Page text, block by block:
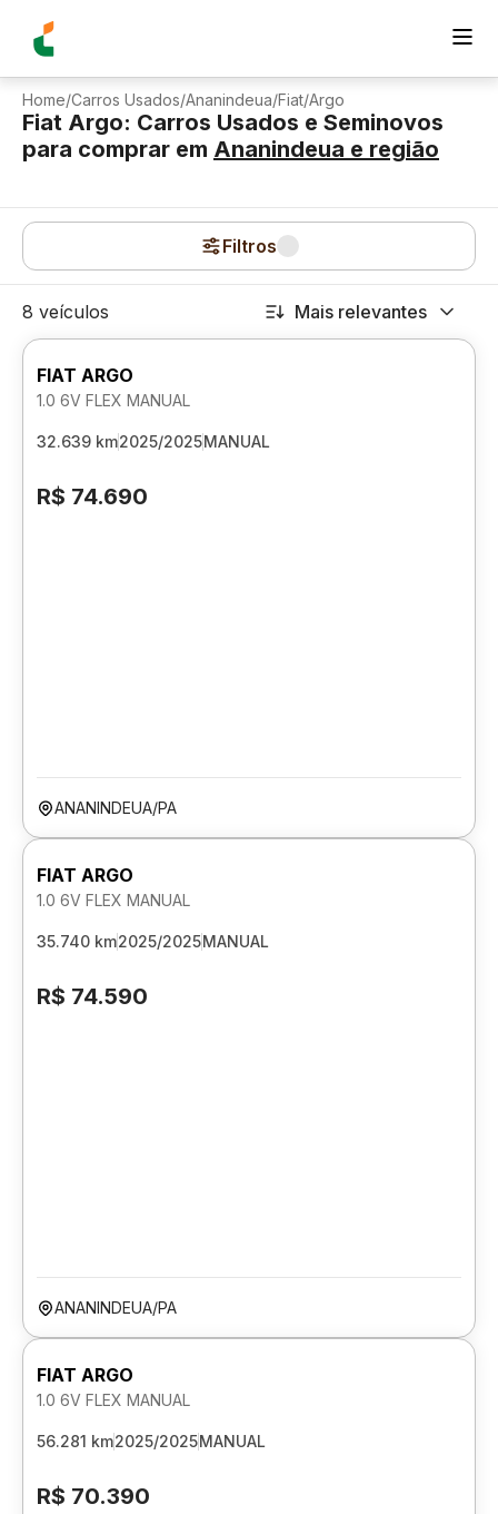
Home/Carros Usados/Ananindeua/Fiat/Argo
Fiat Argo: Carros Usados e Seminovos
para comprar em Ananindeua e região
Filtros
8 veículos Mais relevantes
FIAT ARGO
1.0 6V FLEX MANUAL
32.639 km2025/2025MANUAL
R$ 74.690
ANANINDEUA/PA
FIAT ARGO
1.0 6V FLEX MANUAL
35.740 km2025/2025MANUAL
R$ 74.590
ANANINDEUA/PA
FIAT ARGO
1.0 6V FLEX MANUAL
56.281 km2025/2025MANUAL
R$ 70.390